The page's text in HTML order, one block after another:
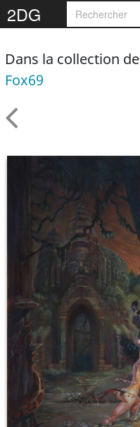
2DG
Dans la collection de
Fox69